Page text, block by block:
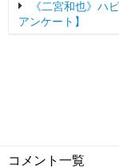
《二宮和也》ハ
アンケート】
コメント一覧